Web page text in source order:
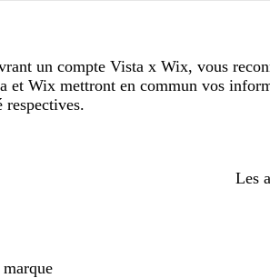
un compte Vista x Wix, vous
et Wix mettront en commun vos
Les